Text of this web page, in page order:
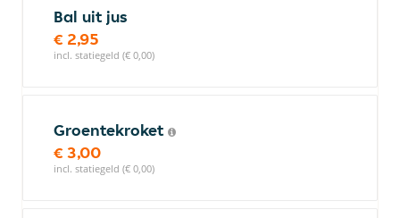
Bal uit jus
€ 2,95
incl. statiegeld (€ 0,00)
Groentekroket
€ 3,00
incl. statiegeld (€ 0,00)